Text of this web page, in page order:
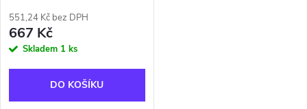
551,24 Kč bez DPH
667 Kč
Skladem 1 ks
DO KOŠÍKU